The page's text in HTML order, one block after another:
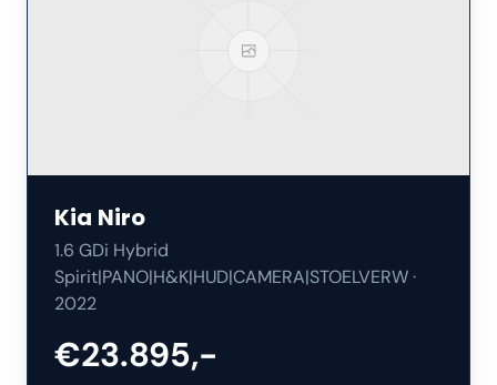
Kia Niro
1.6 GDi Hybrid
Spirit|PANO|H&K|HUD|CAMERA|STOELVERW·
2022
€23.895,-